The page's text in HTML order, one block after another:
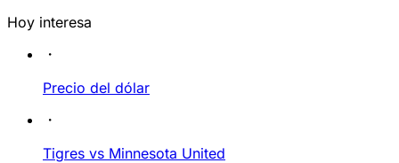
Hoy interesa
Precio del dólar
Tigres vs Minnesota United